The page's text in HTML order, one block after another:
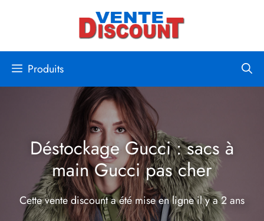
Produits
Déstockage Gucci : sacs à
main Gucci pas cher
Cette vente discount a été mise en ligneil y a 2 ans